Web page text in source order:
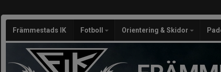
Främmestads IK Fotboll Orientering & Skidor